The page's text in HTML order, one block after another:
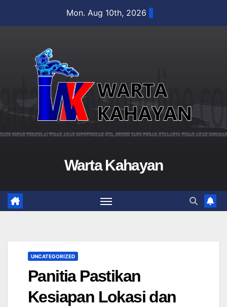
Mon. Aug 10th, 2026
Warta Kahayan
UNCATEGORIZED
Panitia Pastikan
Kesiapan Lokasi dan